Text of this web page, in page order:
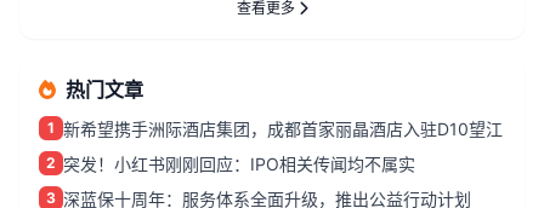
查看更多
热门文章
1 新希望携手洲际酒店集团，成都首家丽晶酒店入驻D10望江
2 突发！小红书刚刚回应：IPO相关传闻均不属实
3 深蓝保十周年：服务体系全面升级，推出公益行动计划